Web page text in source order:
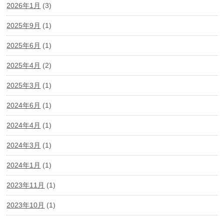
2026年1月 (3)
2025年9月 (1)
2025年6月 (1)
2025年4月 (2)
2025年3月 (1)
2024年6月 (1)
2024年4月 (1)
2024年3月 (1)
2024年1月 (1)
2023年11月 (1)
2023年10月 (1)